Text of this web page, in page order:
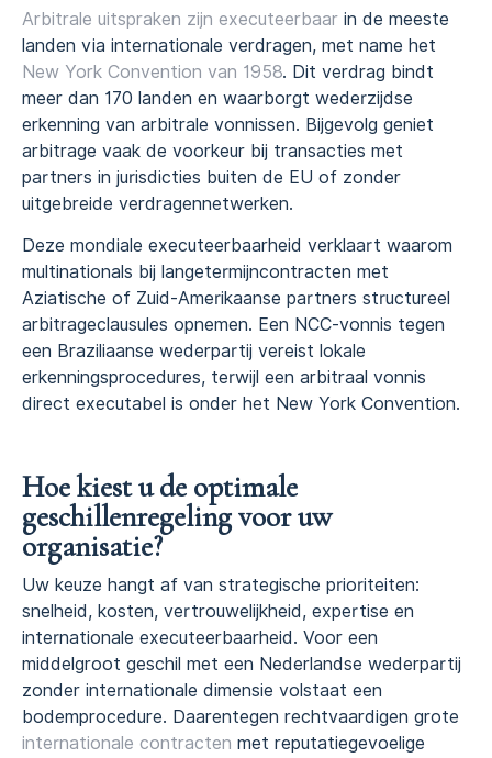
Arbitrale uitspraken zijn executeerbaar in de meeste
landen via internationale verdragen, met name het
New York Convention van 1958. Dit verdrag bindt
meer dan 170 landen en waarborgt wederzijdse
erkenning van arbitrale vonnissen. Bijgevolg geniet
arbitrage vaak de voorkeur bij transacties met
partners in jurisdicties buiten de EU of zonder
uitgebreide verdragennetwerken.
Deze mondiale executeerbaarheid verklaart waarom
multinationals bij langetermijncontracten met
Aziatische of Zuid-Amerikaanse partners structureel
arbitrageclausules opnemen. Een NCC-vonnis tegen
een Braziliaanse wederpartij vereist lokale
erkenningsprocedures, terwijl een arbitraal vonnis
direct executabel is onder het New York Convention.
Hoe kiest u de optimale
geschillenregeling voor uw
organisatie?
Uw keuze hangt af van strategische prioriteiten:
snelheid, kosten, vertrouwelijkheid, expertise en
internationale executeerbaarheid. Voor een
middelgroot geschil met een Nederlandse wederpartij
zonder internationale dimensie volstaat een
bodemprocedure. Daarentegen rechtvaardigen grote
internationale contracten met reputatiegevoelige